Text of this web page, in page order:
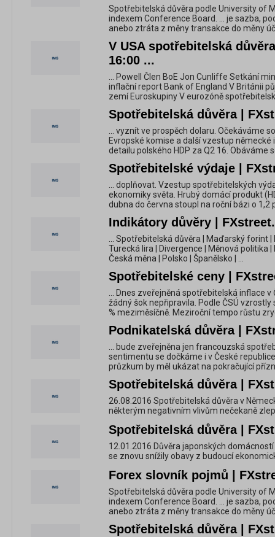
Spotřebitelská důvěra podle University of
indexem Conference Board. ... je sazba,
anebo ztráta z měny transakce do měny
V USA spotřebitelská
16:00 ...
... Powell Člen BoE Jon Cunliffe Setkání
inflační report Bank of England V Británii
zemí Euroskupiny V eurozóně
Spotřebitelská důvěra |
... vyznít ve prospěch dolaru. Očekáváme
Evropské komise a další vzestup
detailu polského HDP za Q2 16. Obáváme
Spotřebitelské výdaje |
... doplňovat. Vzestup spotřebitelských
ekonomiky světa. Hrubý domácí produkt
dubna do června stoupl na roční bázi o 1,2
Indikátory důvěry |
... Spotřebitelská důvěra | Maďarský forint |
Turecká lira | Divergence | Měnová politika |
Česká měna | Polsko | Španělsko | ...
Spotřebitelské ceny |
... Dnes zveřejněná spotřebitelská inflace v
žádný šok nepřipravila. Podle ČSÚ
% meziměsíčně. Meziroční tempo růstu
Podnikatelská důvěra |
... bude zveřejněna jen francouzská
sentimentu se dočkáme i v České
průzkum by měl ukázat na pokračující
Spotřebitelská důvěra |
26.08.2016 Spotřebitelská důvěra v
některým negativním vlivům nečekaně
Spotřebitelská důvěra |
12.01.2016 Důvěra japonských
se znovu snížily obavy z budoucí
Forex slovník pojmů |
Spotřebitelská důvěra podle University of
indexem Conference Board. ... je sazba,
anebo ztráta z měny transakce do měny
Spotřebitelská důvěra |